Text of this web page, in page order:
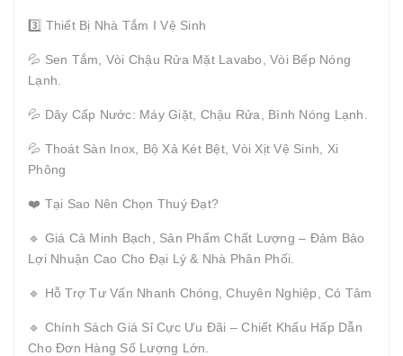
3️⃣ Thiết Bị Nhà Tắm I Vệ Sinh
💦 Sen Tắm, Vòi Chậu Rửa Mặt Lavabo, Vòi Bếp Nóng
Lạnh.
💦 Dây Cấp Nước: Máy Giặt, Chậu Rửa, Bình Nóng Lạnh.
💦 Thoát Sàn Inox, Bộ Xả Két Bệt, Vòi Xịt Vệ Sinh, Xi
Phông
❤️ Tại Sao Nên Chọn Thuý Đạt?
🔹 Giá Cả Minh Bạch, Sản Phẩm Chất Lượng – Đảm Bảo
Lợi Nhuận Cao Cho Đại Lý & Nhà Phân Phối.
🔹 Hỗ Trợ Tư Vấn Nhanh Chóng, Chuyên Nghiệp, Có Tâm
🔹 Chính Sách Giá Sỉ Cực Ưu Đãi – Chiết Khấu Hấp Dẫn
Cho Đơn Hàng Số Lượng Lớn.